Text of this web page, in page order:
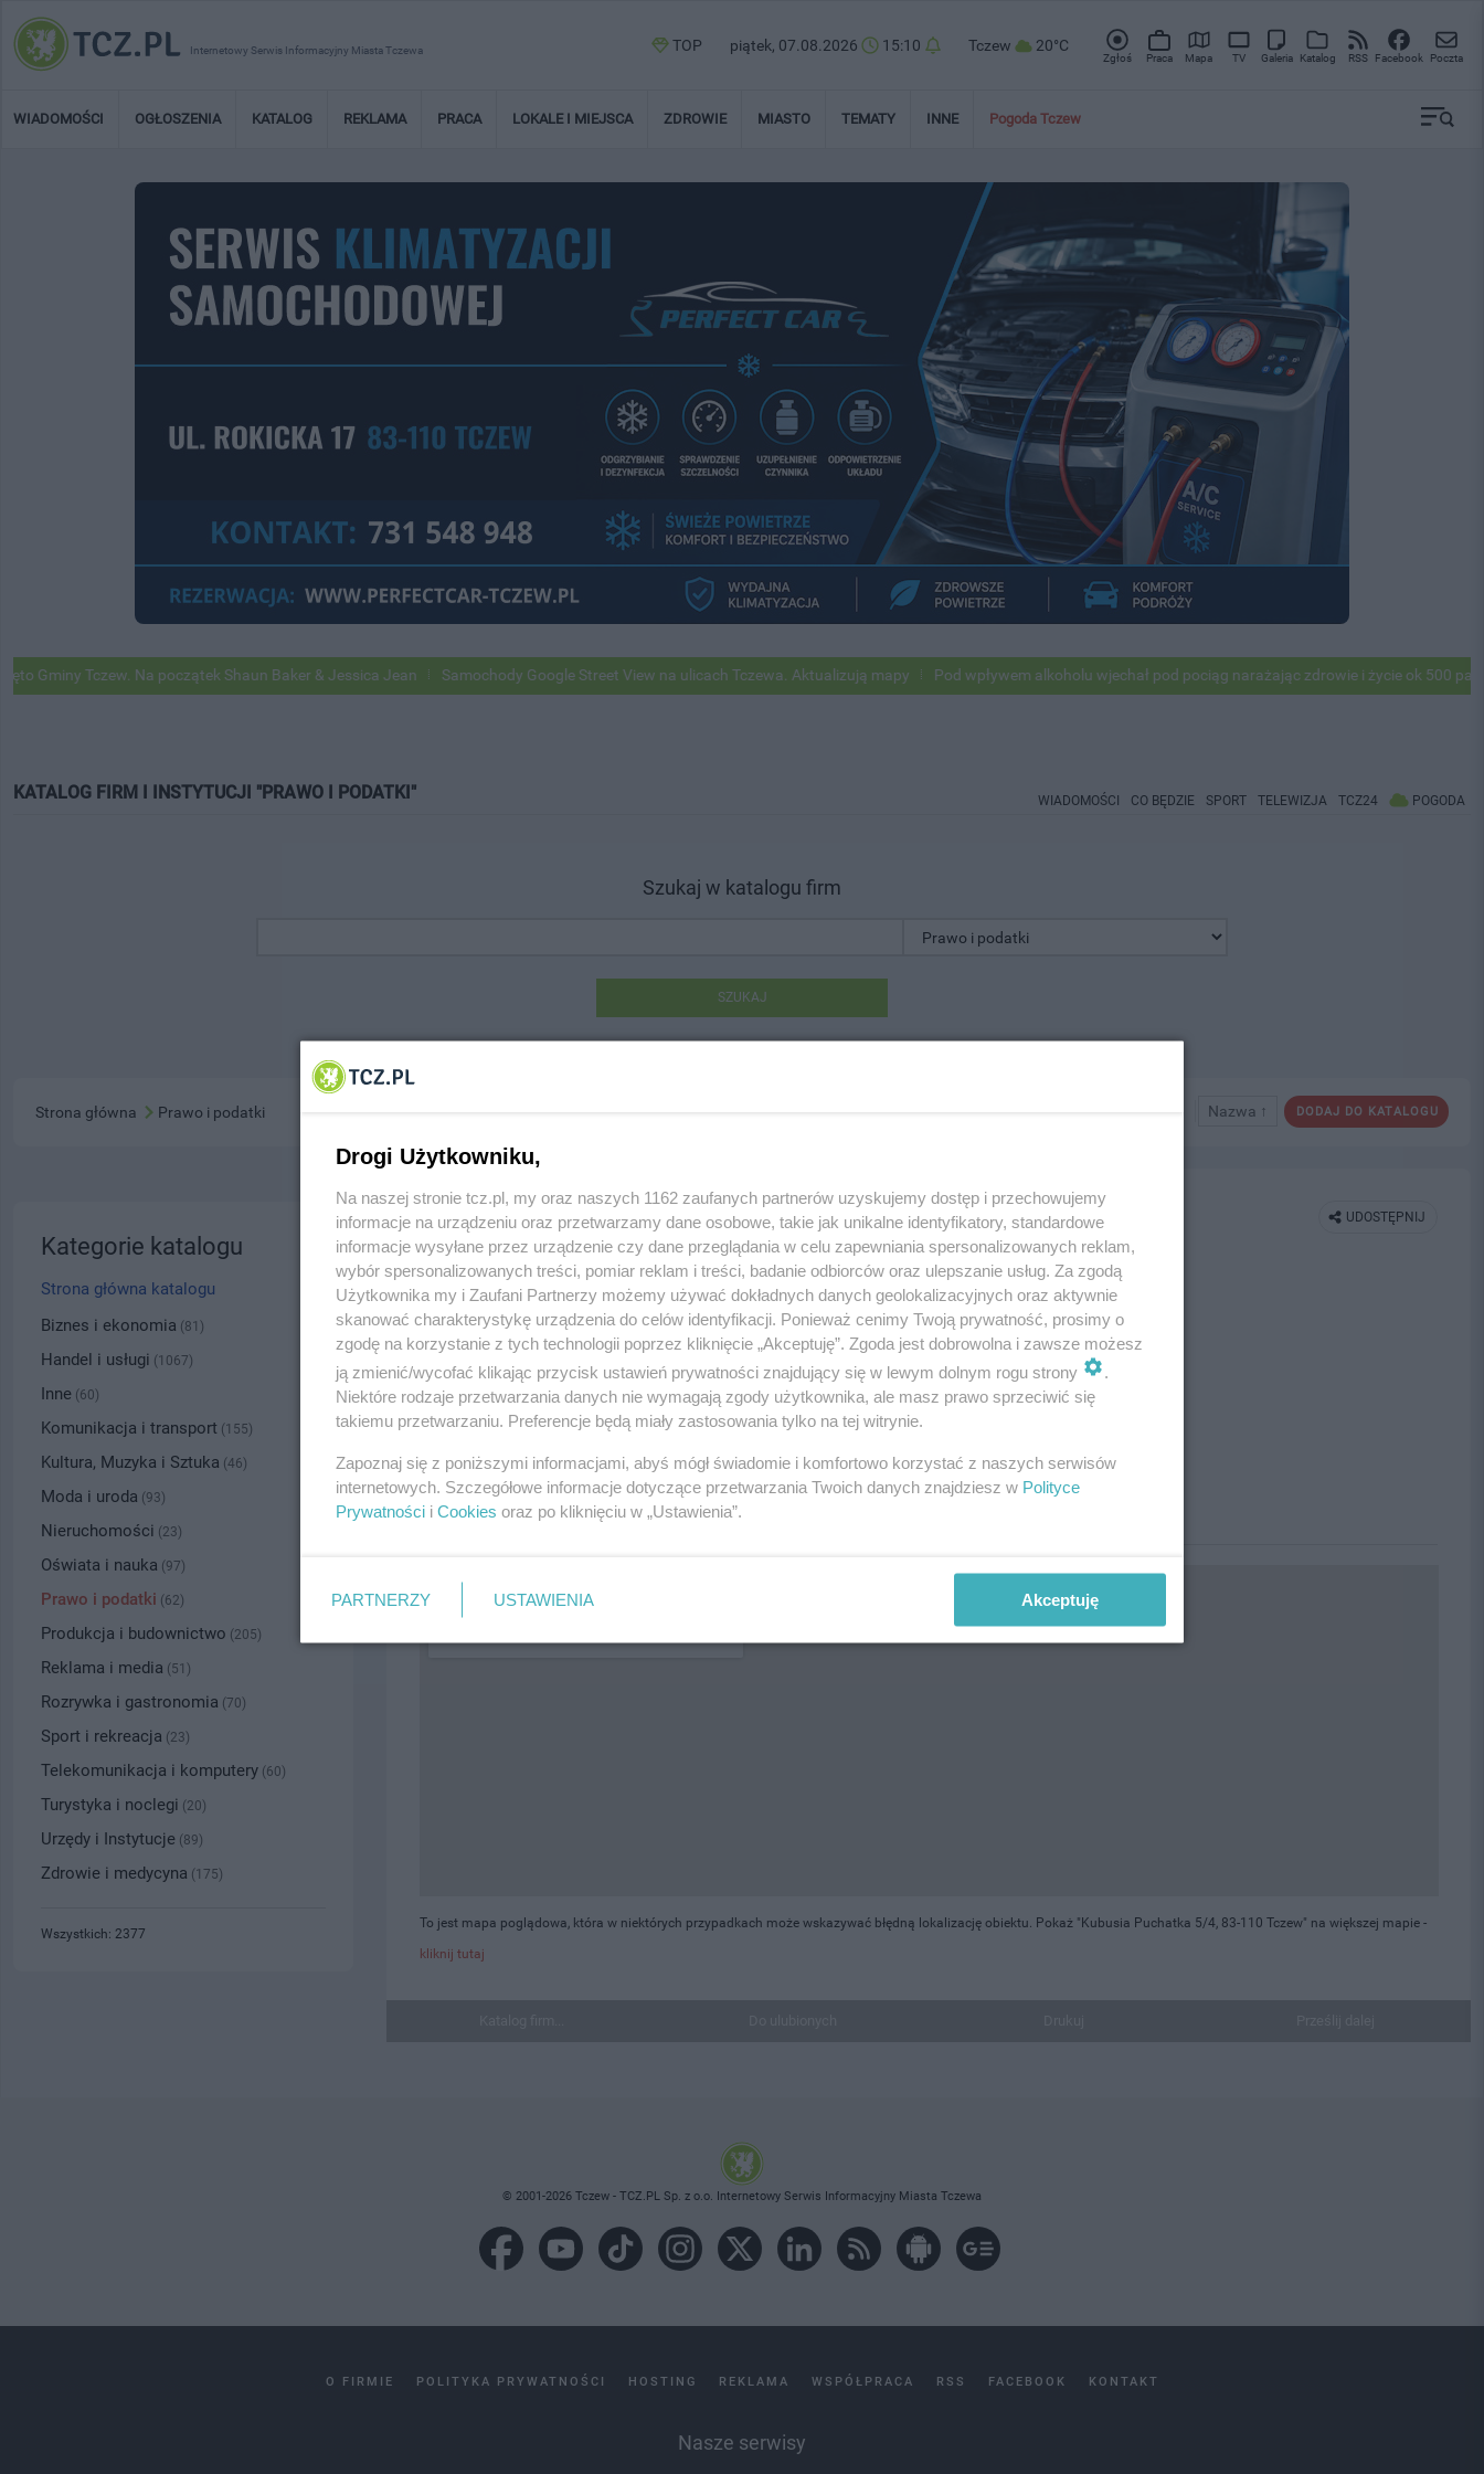
Internetowy Serwis Informacyjny Miasta Tczewa TOP piątek, 07.08.2026 15:10 Tczew 20°C
Zgłoś Praca Mapa TV Galeria Katalog RSS Facebook Poczta
WIADOMOŚCI OGŁOSZENIA KATALOG REKLAMA PRACA LOKALE I MIEJSCA ZDROWIE MIASTO TEMATY INNE Pogoda Tczew
Tczew. Na początek Shaun Baker & Jessica Jean Samochody Google Street View na ulicach Tczewa. Aktualizują mapy Pod wpływem alkoholu wjechał pod pociąg narażając zdrowie i życie ok 500
KATALOG FIRM I INSTYTUCJI "PRAWO I PODATKI" WIADOMOŚCI CO BĘDZIE SPORT TELEWIZJA TCZ24 POGODA
Szukaj w katalogu firm
SZUKAJ
DODAJ DO KATALOGU
Nazwa ↑
Strona główna Prawo i podatki
UDOSTĘPNIJ
Biuro Rachunkowe JANINA Sp. z o.o.
ul. Kubusia Puchatka 5/4, 83-110 Tczew
585327078
Kategoria:Prawo i podatki
PRZYBLIŻONA LOKALIZACJA NA MAPIE
To jest mapa poglądowa, która w niektórych przypadkach może wskazywać błędną lokalizację obiektu. Pokaż "Kubusia Puchatka 5/4, 83-110 Tczew" na większej mapie -
kliknij tutaj
Kategorie katalogu
Strona główna katalogu
Biznes i ekonomia (81)
Handel i usługi (1067)
Inne (60)
Komunikacja i transport (155)
Kultura, Muzyka i Sztuka (46)
Moda i uroda (93)
Nieruchomości (23)
Oświata i nauka (97)
Prawo i podatki (62)
Produkcja i budownictwo (205)
Reklama i media (51)
Rozrywka i gastronomia (70)
Sport i rekreacja (23)
Telekomunikacja i komputery (60)
Turystyka i noclegi (20)
Urzędy i Instytucje (89)
Zdrowie i medycyna (175)
Wszystkich: 2377
© 2001-2026 Tczew - TCZ.PL Sp. z o.o. Internetowy Serwis Informacyjny Miasta Tczewa
O FIRMIE POLITYKA PRYWATNOŚCI HOSTING REKLAMA WSPÓŁPRACA RSS FACEBOOK KONTAKT
Nasze serwisy
Drogi Użytkowniku,
Na naszej stronie tcz.pl, my oraz naszych 1162 zaufanych partnerów uzyskujemy dostęp i przechowujemy
informacje na urządzeniu oraz przetwarzamy dane osobowe, takie jak unikalne identyfikatory, standardowe
informacje wysyłane przez urządzenie czy dane przeglądania w celu zapewniania spersonalizowanych reklam,
wybór spersonalizowanych treści, pomiar reklam i treści, badanie odbiorców oraz ulepszanie usług. Za zgodą
Użytkownika my i Zaufani Partnerzy możemy używać dokładnych danych geolokalizacyjnych oraz aktywnie
skanować charakterystykę urządzenia do celów identyfikacji. Ponieważ cenimy Twoją prywatność, prosimy o
zgodę na korzystanie z tych technologii poprzez kliknięcie „Akceptuję”. Zgoda jest dobrowolna i zawsze możesz
ją zmienić/wycofać klikając przycisk ustawień prywatności znajdujący się w lewym dolnym rogu strony
.
Niektóre rodzaje przetwarzania danych nie wymagają zgody użytkownika, ale masz prawo sprzeciwić się
takiemu przetwarzaniu. Preferencje będą miały zastosowania tylko na tej witrynie.
Zapoznaj się z poniższymi informacjami, abyś mógł świadomie i komfortowo korzystać z naszych serwisów
internetowych. Szczegółowe informacje dotyczące przetwarzania Twoich danych znajdziesz w Polityce
Prywatności i Cookies oraz po kliknięciu w „Ustawienia”.
PARTNERZY USTAWIENIA Akceptuję